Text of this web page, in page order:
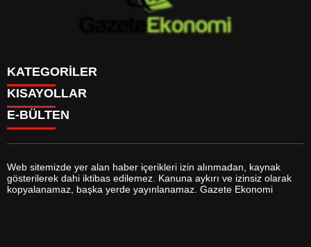
KATEGORİLER
GÜNDEM
DÜNYA
SİYASET
MAGAZİN
SAĞLIK
EĞİTİM
YAŞAM
KISAYOLLAR
BURÇLAR
CANLI TV
FİKSTÜR
FİRMA EKLE
FİRMA REHBERİ
E-BÜLTEN
gazeteekonomi.com e-bültenine abone olarak, tarafınıza haber,
Web sitemizde yer alan haber içerikleri izin alınmadan, kaynak
gösterilerek dahi iktibas edilemez. Kanuna aykırı ve izinsiz olarak
kopyalanamaz, başka yerde yayınlanamaz. Gazete Ekonomi